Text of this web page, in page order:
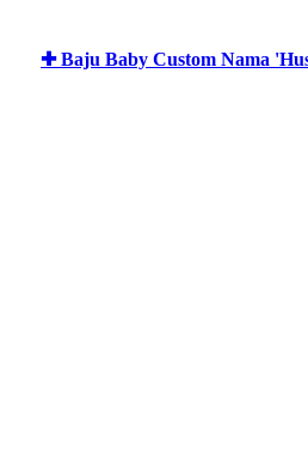
✚ Baju Baby Custom Nama